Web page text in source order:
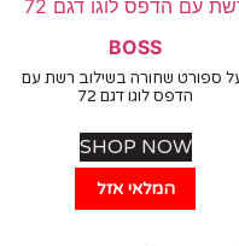
המלאי אזל
BOSS
שחורה בשילוב רשת עם
הדפס לוגו דגם 72
SHOP NOW